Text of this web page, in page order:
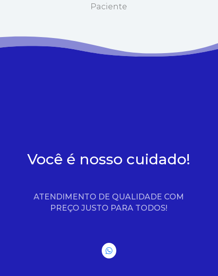
Paciente
Você é nosso cuidado!
ATENDIMENTO DE QUALIDADE COM
PREÇO JUSTO PARA TODOS!
